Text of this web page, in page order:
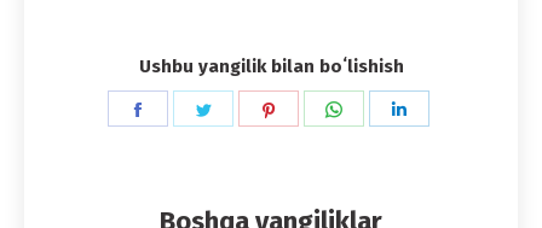
Ushbu yangilik bilan boʻlishish
Share
Share
Share
Share
Boshqa yangiliklar